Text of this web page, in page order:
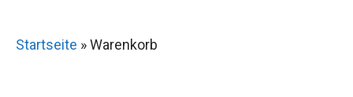
Startseite »Warenkorb